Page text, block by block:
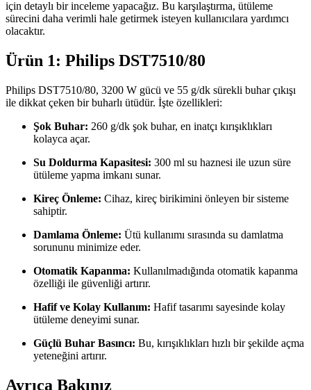
için detaylı bir inceleme yapacağız. Bu karşılaştırma, ütüleme
sürecini daha verimli hale getirmek isteyen kullanıcılara yardımcı
olacaktır.
Ürün 1: Philips DST7510/80
Philips DST7510/80, 3200 W gücü ve 55 g/dk sürekli buhar çıkışı
ile dikkat çeken bir buharlı ütüdür. İşte özellikleri:
Şok Buhar: 260 g/dk şok buhar, en inatçı kırışıklıkları
kolayca açar.
Su Doldurma Kapasitesi: 300 ml su haznesi ile uzun süre
ütüleme yapma imkanı sunar.
Kireç Önleme: Cihaz, kireç birikimini önleyen bir sisteme
sahiptir.
Damlama Önleme: Ütü kullanımı sırasında su damlatma
sorununu minimize eder.
Otomatik Kapanma: Kullanılmadığında otomatik kapanma
özelliği ile güvenliği artırır.
Hafif ve Kolay Kullanım: Hafif tasarımı sayesinde kolay
ütüleme deneyimi sunar.
Güçlü Buhar Basıncı: Bu, kırışıklıkları hızlı bir şekilde açma
yeteneğini artırır.
Ayrıca Bakınız